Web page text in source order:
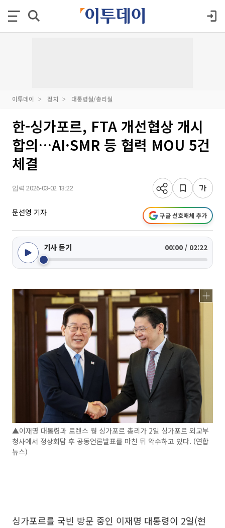
이투데이 정치 대통령실/총리실
한-싱가포르, FTA 개선협상 개시
합의…AI·SMR 등 협력 MOU 5건
체결
입력 2026-03-02 13:22
문선영 기자 구글 선호매체 추가
기사 듣기 00:00 / 02:22
▲이재명 대통령과 로렌스 웡 싱가포르 총리가 2일 싱가포르 외교부
청사에서 정상회담 후 공동언론발표를 마친 뒤 악수하고 있다. (연합
뉴스)
싱가포르를 국빈 방문 중인 이재명 대통령이 2일(현